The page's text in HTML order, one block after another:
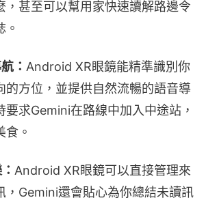
，甚至可以幫用家快速讀解路邊令
。
： Android XR眼鏡能精準識別你
的方位，並提供自然流暢的語音導
要求Gemini在路線中加入中途站，
食。
Android XR眼鏡可以直接管理來
，Gemini還會貼心為你總結未讀訊